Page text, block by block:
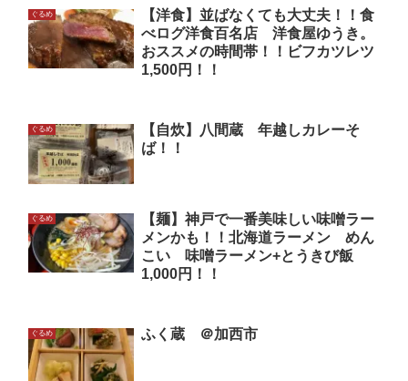
ぐるめ
【洋食】並ばなくても大丈夫！！食
べログ洋食百名店 洋食屋ゆうき。
おススメの時間帯！！ビフカツレツ
1,500円！！
ぐるめ
【自炊】八間蔵 年越しカレーそ
ば！！
ぐるめ
【麺】神戸で一番美味しい味噌ラー
メンかも！！北海道ラーメン めん
こい 味噌ラーメン+とうきび飯
1,000円！！
ぐるめ ふく蔵 ＠加西市